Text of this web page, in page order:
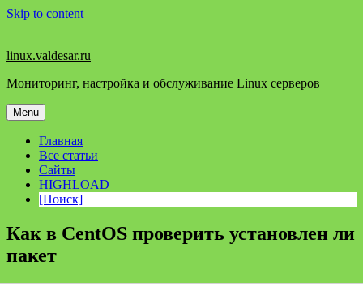
Skip to content
linux.valdesar.ru
Мониторинг, настройка и обслуживание Linux серверов
Menu
Главная
Все статьи
Сайты
HIGHLOAD
[Поиск]
Как в CentOS проверить установлен ли
пакет